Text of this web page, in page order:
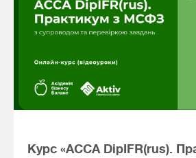
Курс «ACCA DipIFR(rus).